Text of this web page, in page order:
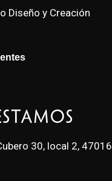
Diseño y Creación
30, local 2, 47016